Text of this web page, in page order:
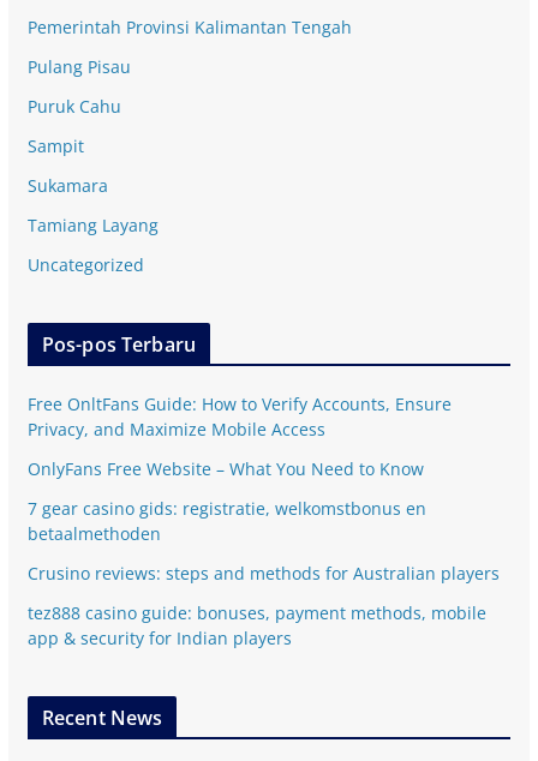
Pemerintah Provinsi Kalimantan Tengah
Pulang Pisau
Puruk Cahu
Sampit
Sukamara
Tamiang Layang
Uncategorized
Pos-pos Terbaru
Free OnltFans Guide: How to Verify Accounts, Ensure
Privacy, and Maximize Mobile Access
OnlyFans Free Website – What You Need to Know
7 gear casino gids: registratie, welkomstbonus en
betaalmethoden
Crusino reviews: steps and methods for Australian players
tez888 casino guide: bonuses, payment methods, mobile
app & security for Indian players
Recent News